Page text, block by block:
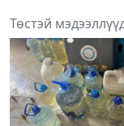
Төстэй